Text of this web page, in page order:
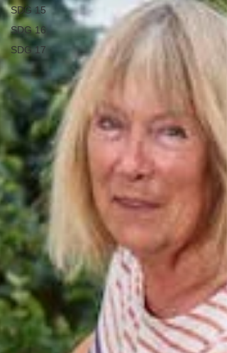
SDG 15
SDG 16
SDG 17